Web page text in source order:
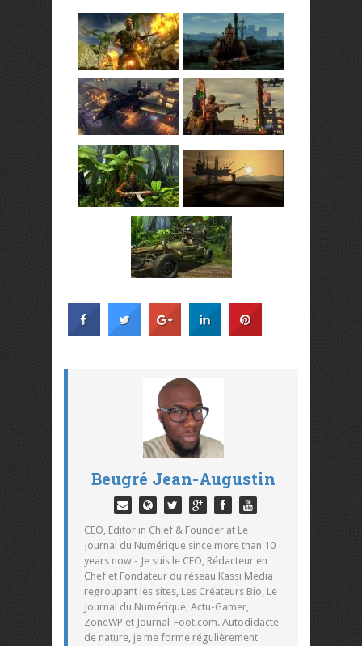
Beugré Jean-Augustin
CEO, Editor in Chief & Founder at Le
Journal du Numérique since more than 10
years now - Je suis le CEO, Rédacteur en
Chef et Fondateur du réseau Kassi Media
regroupant les sites, Les Créateurs Bio, Le
Journal du Numérique, Actu-Gamer,
ZoneWP et Journal-Foot.com. Autodidacte
de nature, je me forme régulièrement